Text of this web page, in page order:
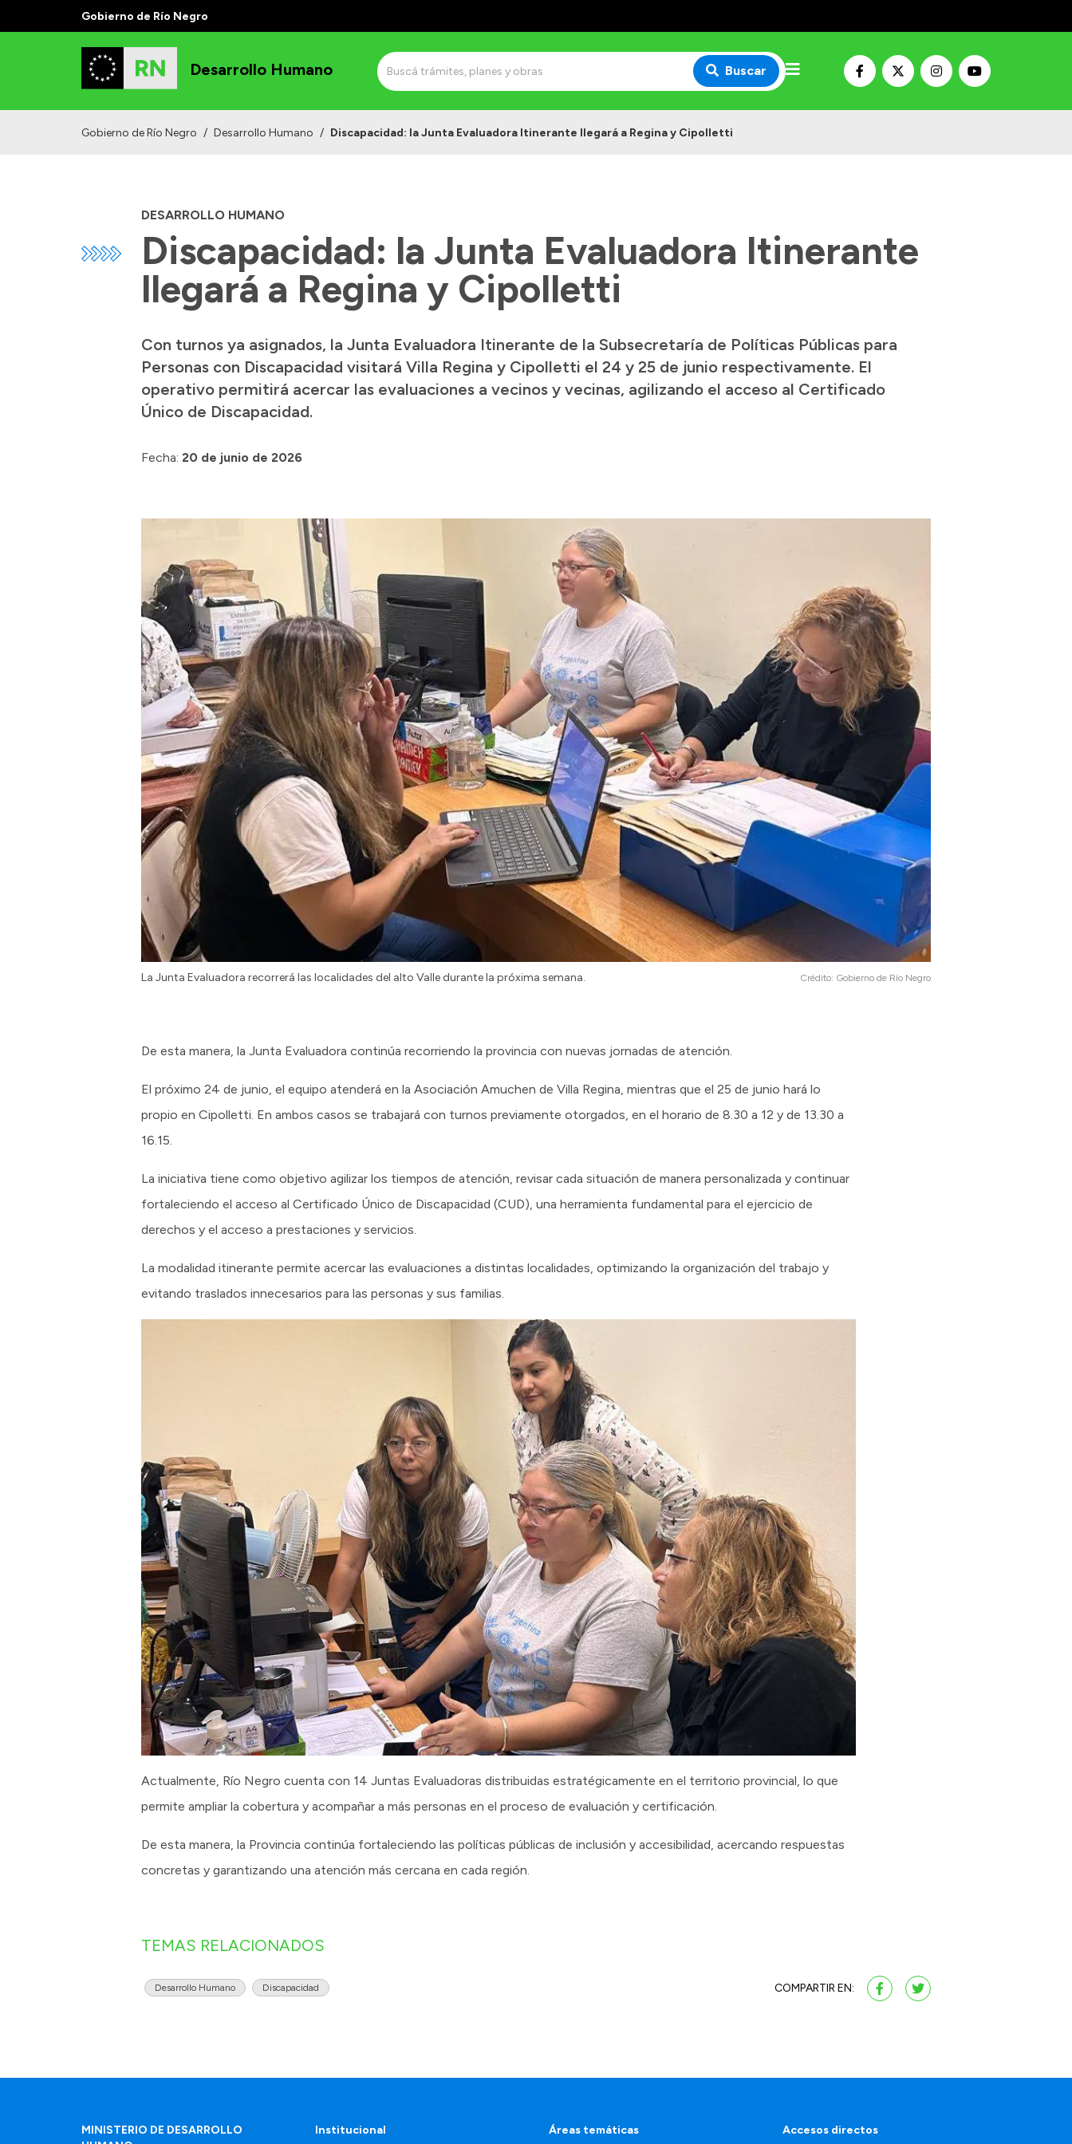
Gobierno de Río Negro
Desarrollo Humano Buscar
Gobierno de Río Negro / Desarrollo Humano / Discapacidad: la Junta Evaluadora Itinerante llegará a Regina y Cipolletti
DESARROLLO HUMANO
Discapacidad: la Junta Evaluadora Itinerante
llegará a Regina y Cipolletti
Con turnos ya asignados, la Junta Evaluadora Itinerante de la Subsecretaría de Políticas Públicas para
Personas con Discapacidad visitará Villa Regina y Cipolletti el 24 y 25 de junio respectivamente. El
operativo permitirá acercar las evaluaciones a vecinos y vecinas, agilizando el acceso al Certificado
Único de Discapacidad.
Fecha: 20 de junio de 2026
La Junta Evaluadora recorrerá las localidades del alto Valle durante la próxima semana. Crédito: Gobierno de Río Negro
De esta manera, la Junta Evaluadora continúa recorriendo la provincia con nuevas jornadas de atención.
El próximo 24 de junio, el equipo atenderá en la Asociación Amuchen de Villa Regina, mientras que el 25 de junio hará lo
propio en Cipolletti. En ambos casos se trabajará con turnos previamente otorgados, en el horario de 8.30 a 12 y de 13.30 a
16.15.
La iniciativa tiene como objetivo agilizar los tiempos de atención, revisar cada situación de manera personalizada y continuar
fortaleciendo el acceso al Certificado Único de Discapacidad (CUD), una herramienta fundamental para el ejercicio de
derechos y el acceso a prestaciones y servicios.
La modalidad itinerante permite acercar las evaluaciones a distintas localidades, optimizando la organización del trabajo y
evitando traslados innecesarios para las personas y sus familias.
Actualmente, Río Negro cuenta con 14 Juntas Evaluadoras distribuidas estratégicamente en el territorio provincial, lo que
permite ampliar la cobertura y acompañar a más personas en el proceso de evaluación y certificación.
De esta manera, la Provincia continúa fortaleciendo las políticas públicas de inclusión y accesibilidad, acercando respuestas
concretas y garantizando una atención más cercana en cada región.
TEMAS RELACIONADOS
Desarrollo Humano Discapacidad COMPARTIR EN:
MINISTERIO DE DESARROLLO
Institucional Áreas temáticas Accesos directos